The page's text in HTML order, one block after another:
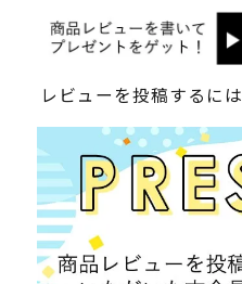
レビューを投稿するには